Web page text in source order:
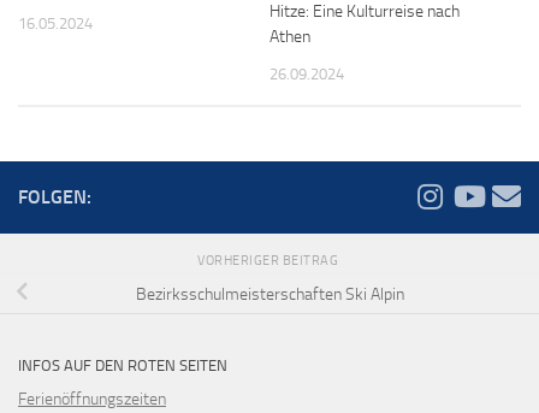
16.05.2024
Hitze: Eine Kulturreise nach
Athen
26.09.2024
FOLGEN:
VORHERIGER BEITRAG
Bezirksschulmeisterschaften Ski Alpin
INFOS AUF DEN ROTEN SEITEN
Ferienöffnungszeiten